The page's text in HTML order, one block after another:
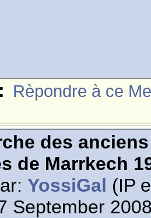
Rèpondre à ce
des
de Marrkech
YossiGal (IP
September